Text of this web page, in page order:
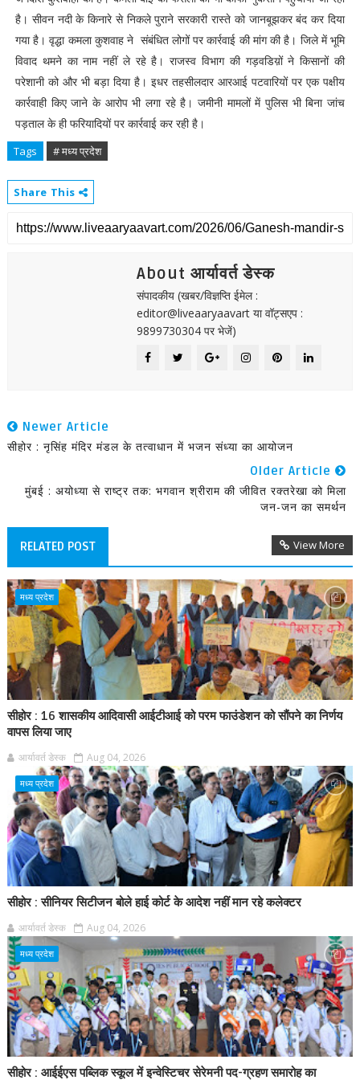
है। सीवन नदी के किनारे से निकले पुराने सरकारी रास्ते को जानबूझकर बंद कर दिया
गया है। वृद्धा कमला कुशवाह ने संबंधित लोगों पर कार्रवाई की मांग की है। जिले में भूमि
विवाद थमने का नाम नहीं ले रहे है। राजस्व विभाग की गड़वडिय़ों ने किसानों की
परेशानी को और भी बड़ा दिया है। इधर तहसीलदार आरआई पटवारियों पर एक पक्षीय
कार्रवाही किए जाने के आरोप भी लगा रहे है। जमीनी मामलों में पुलिस भी बिना जांच
पड़ताल के ही फरियादियों पर कार्रवाई कर रही है।
Tags # मध्य प्रदेश
Share This
About आर्यावर्त डेस्क
संपादकीय (खबर/विज्ञप्ति ईमेल :
editor@liveaaryaavart या वॉट्सएप :
9899730304 पर भेजें)
Newer Article
सीहोर : नृसिंह मंदिर मंडल के तत्वाधान में भजन संध्या का आयोजन
Older Article
मुंबई : अयोध्या से राष्ट्र तक: भगवान श्रीराम की जीवित रक्तरेखा को मिला
जन-जन का समर्थन
RELATED POST View More
मध्य प्रदेश
सीहोर : 16 शासकीय आदिवासी आईटीआई को परम फाउंडेशन को सौंपने का निर्णय
वापस लिया जाए
आर्यावर्त डेस्क Aug 04, 2026
मध्य प्रदेश
सीहोर : सीनियर सिटीजन बोले हाई कोर्ट के आदेश नहीं मान रहे कलेक्टर
आर्यावर्त डेस्क Aug 04, 2026
मध्य प्रदेश
सीहोर : आईईएस पब्लिक स्कूल में इन्वेस्टिचर सेरेमनी पद-ग्रहण समारोह का